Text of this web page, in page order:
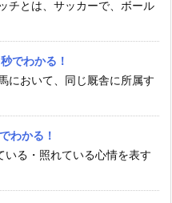
チとは、サッカーで、ボール
でわかる！
において、同じ厩舎に所属す
わかる！
いる・照れている心情を表す